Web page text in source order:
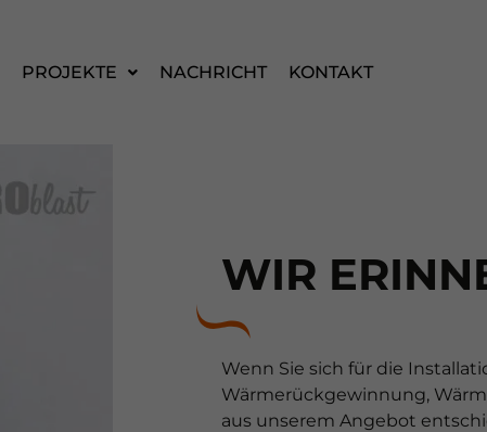
PROJEKTE NACHRICHT KONTAKT
WIR
Wenn Sie sich für die
Wärmerückgewinnung,
aus unserem Angebot